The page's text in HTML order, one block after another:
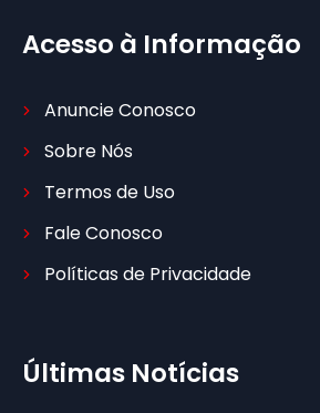
Acesso à Informação
Anuncie Conosco
Sobre Nós
Termos de Uso
Fale Conosco
Políticas de Privacidade
Últimas Notícias